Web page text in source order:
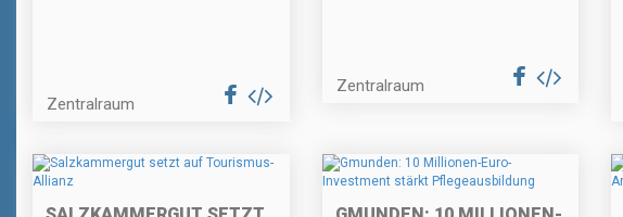
Zentralraum
Zentralraum